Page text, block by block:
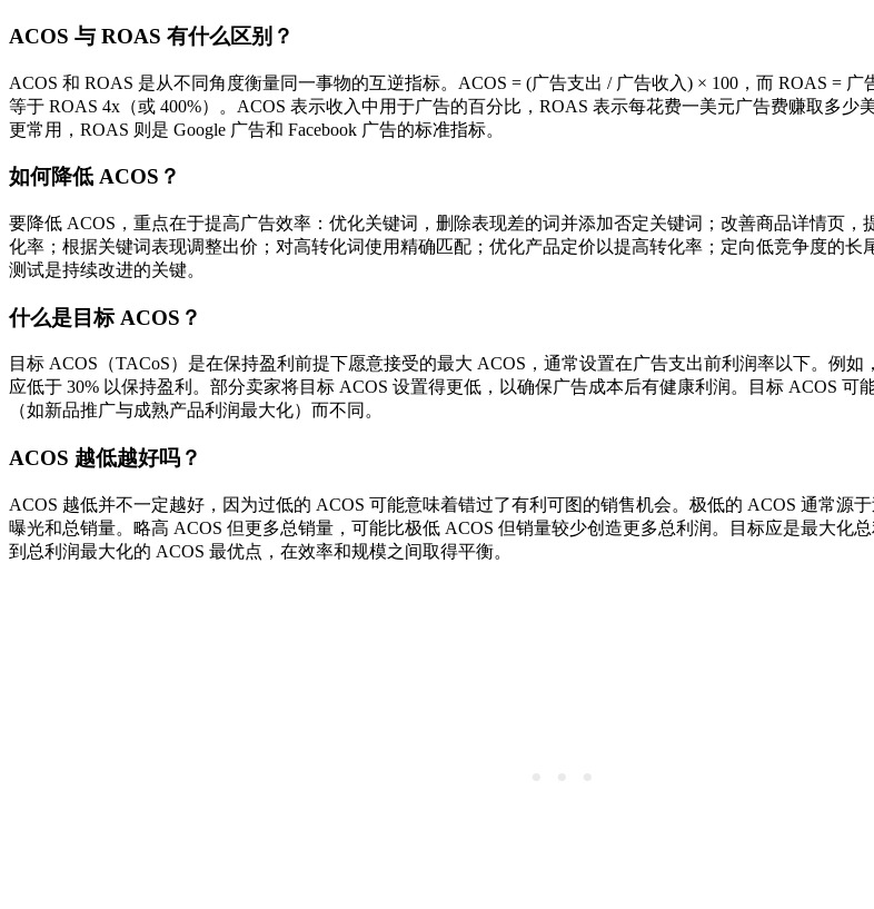
ACOS 与 ROAS 有什么区别？
ACOS 和 ROAS 是从不同角度衡量同一事物的互逆指标。ACOS = (广告支出 / 广告收入) × 100，而 ROAS = 广
等于 ROAS 4x（或 400%）。ACOS 表示收入中用于广告的百分比，ROAS 表示每花费一美元广告费赚取多少
更常用，ROAS 则是 Google 广告和 Facebook 广告的标准指标。
如何降低 ACOS？
要降低 ACOS，重点在于提高广告效率：优化关键词，删除表现差的词并添加否定关键词；改善商品详情页，
化率；根据关键词表现调整出价；对高转化词使用精确匹配；优化产品定价以提高转化率；定向低竞争度的长
测试是持续改进的关键。
什么是目标 ACOS？
目标 ACOS（TACoS）是在保持盈利前提下愿意接受的最大 ACOS，通常设置在广告支出前利润率以下。例如
应低于 30% 以保持盈利。部分卖家将目标 ACOS 设置得更低，以确保广告成本后有健康利润。目标 ACOS 可
（如新品推广与成熟产品利润最大化）而不同。
ACOS 越低越好吗？
ACOS 越低并不一定越好，因为过低的 ACOS 可能意味着错过了有利可图的销售机会。极低的 ACOS 通常源
曝光和总销量。略高 ACOS 但更多总销量，可能比极低 ACOS 但销量较少创造更多总利润。目标应是最大化
到总利润最大化的 ACOS 最优点，在效率和规模之间取得平衡。